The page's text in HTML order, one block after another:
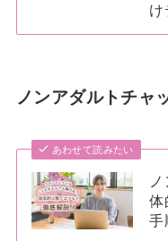
け
ノンアダルトチャ
あわせて読みたい
体
手